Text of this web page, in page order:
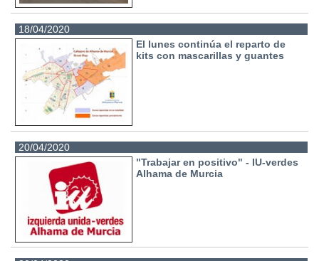
18/04/2020
El lunes continúa el reparto de
kits con mascarillas y guantes
20/04/2020
"Trabajar en positivo" - IU-verdes
Alhama de Murcia